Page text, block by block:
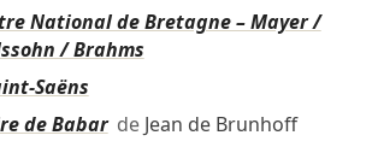
National de Bretagne – Mayer /
/ Brahms
Saëns
de Babarde Jean de Brunhoff